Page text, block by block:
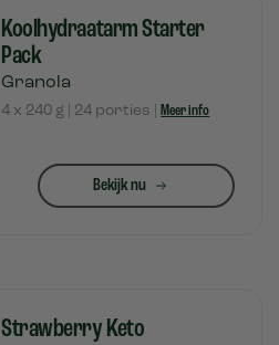
Koolhydraatarm Starter
Pack
Granola
4 x 240 g | 24 porties | Meer info
Bekijk nu
Strawberry Keto